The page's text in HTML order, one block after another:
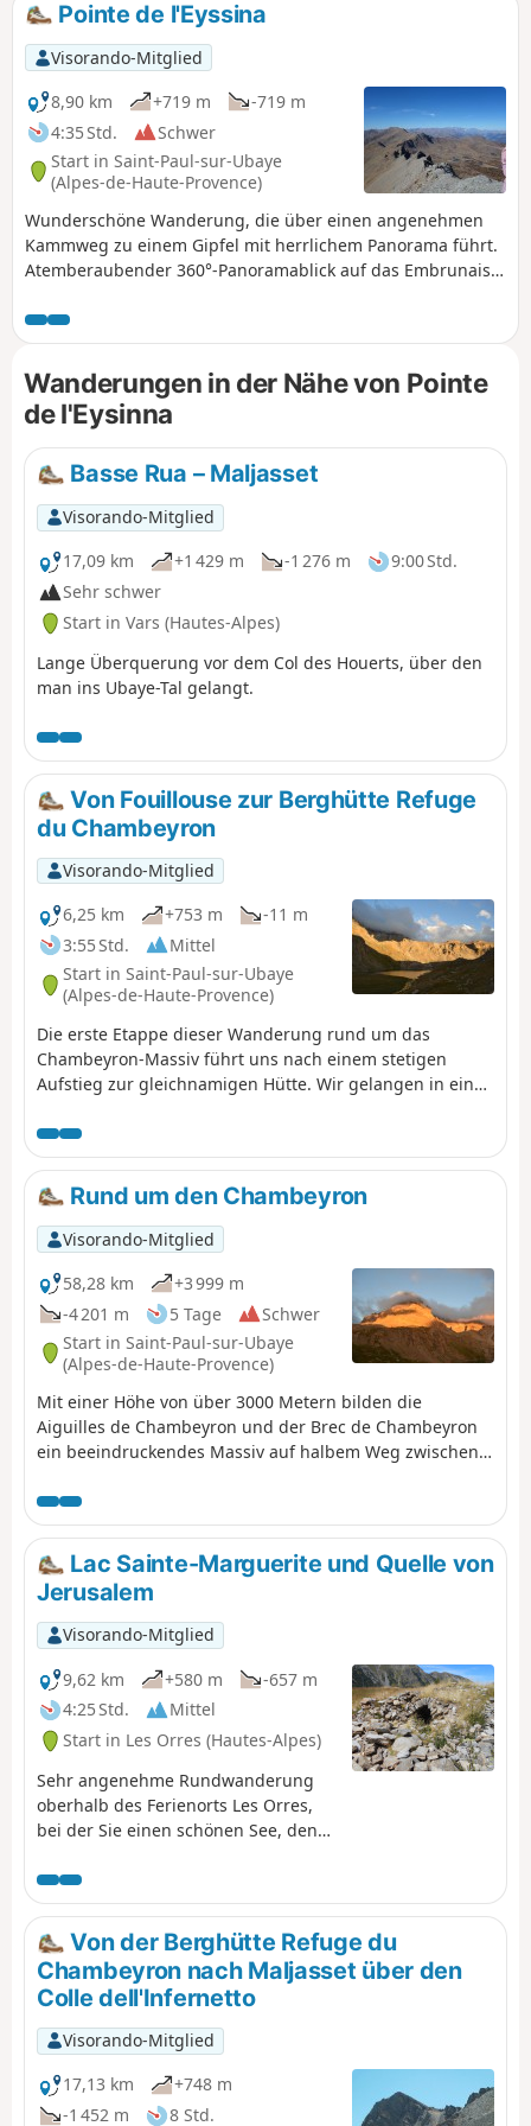
Pointe de l'Eyssina
Visorando-Mitglied
8,90 km
+719 m
-719 m
4:35 Std.
Schwer
Start in Saint-Paul-sur-Ubaye
(Alpes-de-Haute-Provence)
Wunderschöne Wanderung, die über einen angenehmen
Kammweg zu einem Gipfel mit herrlichem Panorama führt.
Atemberaubender 360°-Panoramablick auf das Embrunais,
Route verläuft auf einem nicht markierten Weg, daher sollte
die Beschreibung durch die App Visorando ergänzt werden.
Wanderungen in der Nähe von Pointe
de l'Eysinna
Basse Rua – Maljasset
Visorando-Mitglied
17,09 km
+1 429 m -1 276 m
9:00 Std.
Sehr schwer
Start in Vars (Hautes-Alpes)
Lange Überquerung vor dem Col des Houerts, über den
man ins Ubaye-Tal gelangt.
Von Fouillouse zur Berghütte Refuge
du Chambeyron
Visorando-Mitglied
6,25 km
+753 m
-11 m
3:55 Std.
Mittel
Start in Saint-Paul-sur-Ubaye
(Alpes-de-Haute-Provence)
Die erste Etappe dieser Wanderung rund um das
Chambeyron-Massiv führt uns nach einem stetigen
Aufstieg zur gleichnamigen Hütte. Wir gelangen in eine
Rund um den Chambeyron
Visorando-Mitglied
58,28 km
+3 999 m
-4 201 m
5 Tage
Schwer
Start in Saint-Paul-sur-Ubaye
(Alpes-de-Haute-Provence)
Mit einer Höhe von über 3000 Metern bilden die
Aiguilles de Chambeyron und der Brec de Chambeyron
ein beeindruckendes Massiv auf halbem Weg zwischen
Wanderung bietet eine technisch einfache Route mit
Pässen auf über 2700 m und einem Gipfel auf über 3000
m. Die Umgebung ist wunderschön und man befindet
sich meist in einer Hochgebirgsatmosphäre.
Lac Sainte-Marguerite und Quelle von
Jerusalem
Visorando-Mitglied
9,62 km
+580 m
-657 m
4:25 Std.
Mittel
Start in Les Orres (Hautes-Alpes)
Sehr angenehme Rundwanderung
oberhalb des Ferienorts Les Orres,
bei der Sie einen schönen See, den
Quellen entdecken können, die Les
Orres mit Wasser versorgen und den
Namen Jérusalem tragen.
Von der Berghütte Refuge du
Chambeyron nach Maljasset über den
Colle dell'Infernetto
Visorando-Mitglied
17,13 km
+748 m
-1 452 m
8 Std.